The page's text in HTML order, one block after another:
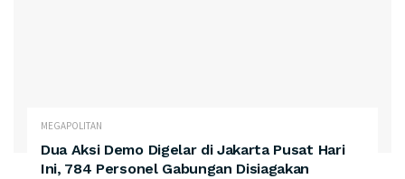
MEGAPOLITAN
Dua Aksi Demo Digelar di Jakarta Pusat Hari
Ini, 784 Personel Gabungan Disiagakan